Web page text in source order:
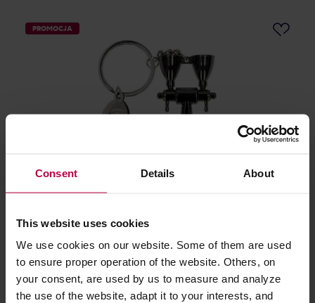
Consent Details About
This website uses cookies
We use cookies on our website. Some of them are used
to ensure proper operation of the website. Others, on
your consent, are used by us to measure and analyze
the use of the website, adapt it to your interests, and
PROMOCJA
Barista Space Brelok Młynek
Producent: BARISTA SPACE
35,00 zł
Najniższa cena: 35,00 zł
33,99 zł